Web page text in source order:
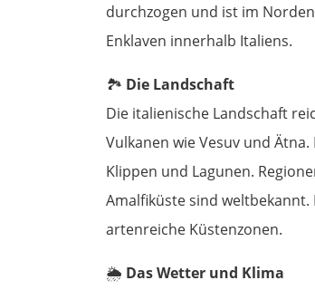
durchzogen und ist im
Enklaven innerhalb Italiens.
🏞️ Die Landschaft
Die italienische Landschaft
Vulkanen wie Vesuv und
Klippen und Lagunen.
Amalfiküste sind
artenreiche Küstenzonen.
🌦️ Das Wetter und Klima